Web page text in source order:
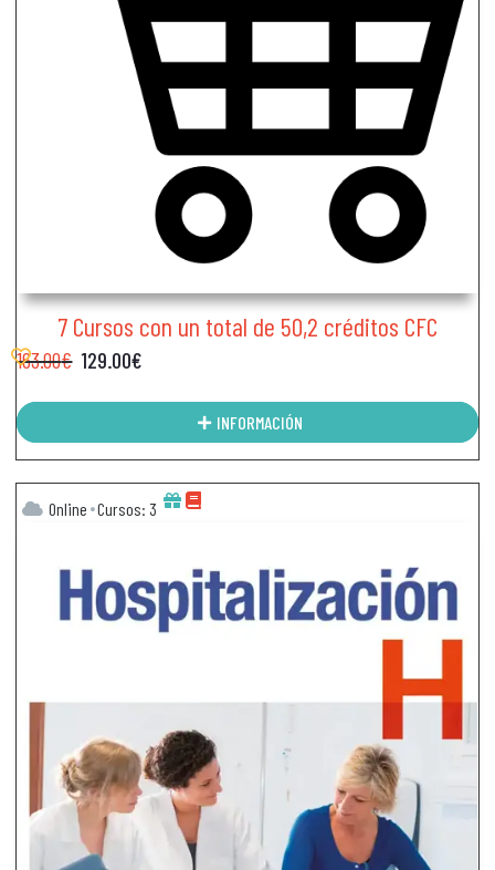
7 Cursos con un total de 50,2 créditos CFC
163.00€ 129.00€
INFORMACIÓN
Online Cursos: 3